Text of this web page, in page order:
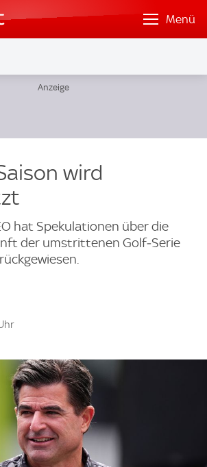
Menü
wird
hat Spekulationen über die
der umstrittenen Golf‑Serie